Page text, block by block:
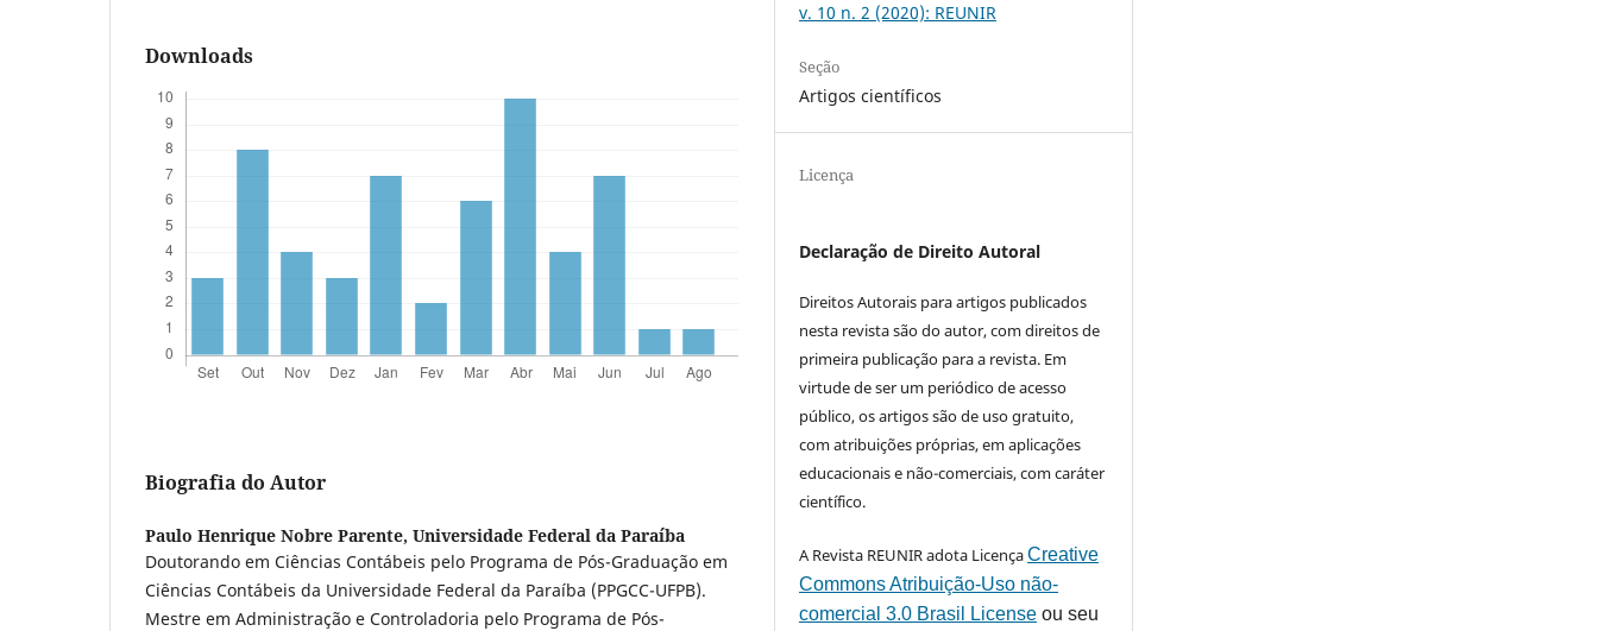
Downloads
Biografia do Autor
Paulo Henrique Nobre Parente, Universidade Federal da Paraíba
Doutorando em Ciências Contábeis pelo Programa de Pós-Graduação em
Ciências Contábeis da Universidade Federal da Paraíba (PPGCC-UFPB).
Mestre em Administração e Controladoria pelo Programa de Pós-
v. 10 n. 2 (2020): REUNIR
Seção
Artigos científicos
Licença
Declaração de Direito Autoral
Direitos Autorais para artigos publicados
nesta revista são do autor, com direitos de
primeira publicação para a revista. Em
virtude de ser um periódico de acesso
público, os artigos são de uso gratuito,
com atribuições próprias, em aplicações
educacionais e não-comerciais, com caráter
científico.
A Revista REUNIR adota LicençaCreative
Commons Atribuição-Uso não-
comercial 3.0 Brasil License ou seu